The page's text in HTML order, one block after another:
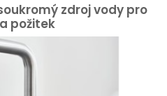
zdroj vody pro
požitek